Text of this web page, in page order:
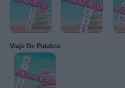
Viaje De Palabra